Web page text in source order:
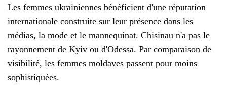
Les femmes ukrainiennes bénéficient d'une réputation
internationale construite sur leur présence dans les
médias, la mode et le mannequinat. Chisinau n'a pas le
rayonnement de Kyiv ou d'Odessa. Par comparaison de
visibilité, les femmes moldaves passent pour moins
sophistiquées.